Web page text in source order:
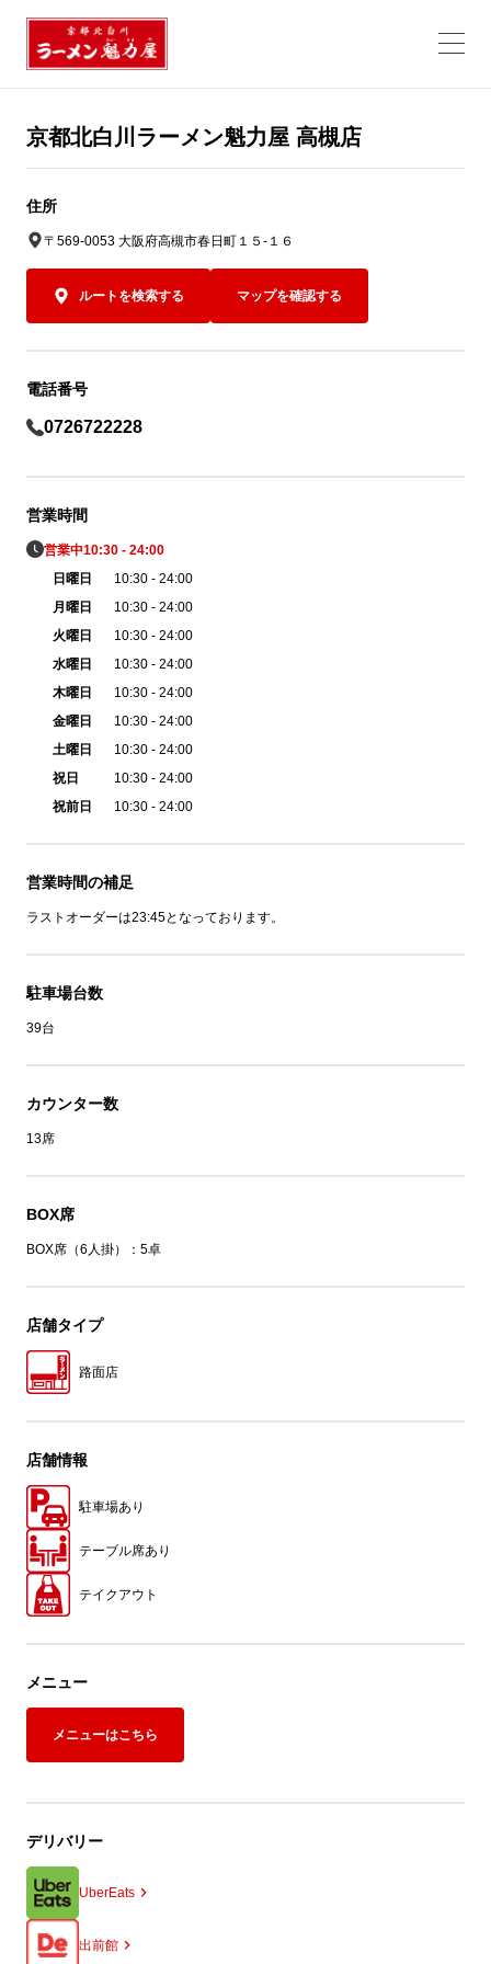
京都北白川ラーメン魁力屋 高槻店
住所
〒569-0053 大阪府高槻市春日町１５-１６
ルートを検索する マップを確認する
電話番号
0726722228
営業時間
営業中10:30 - 24:00
日曜日
10:30 - 24:00
月曜日
10:30 - 24:00
火曜日
10:30 - 24:00
水曜日
10:30 - 24:00
木曜日
10:30 - 24:00
金曜日
10:30 - 24:00
土曜日
10:30 - 24:00
祝日
10:30 - 24:00
祝前日
10:30 - 24:00
営業時間の補足
ラストオーダーは23:45となっております。
駐車場台数
39台
カウンター数
13席
BOX席
BOX席（6人掛）：5卓
店舗タイプ
路面店
店舗情報
駐車場あり
テーブル席あり
テイクアウト
メニュー
メニューはこちら
デリバリー
UberEats
出前館